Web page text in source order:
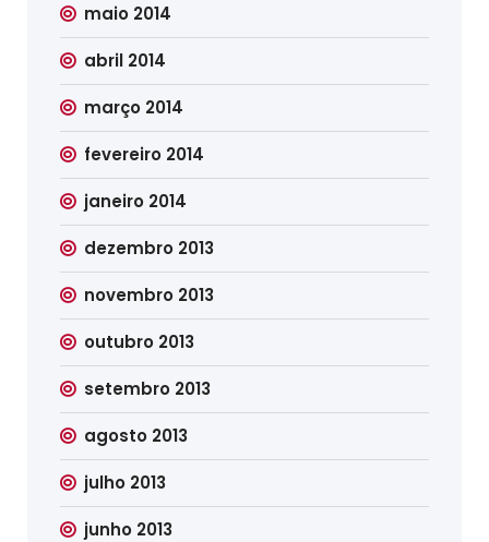
maio 2014
abril 2014
março 2014
fevereiro 2014
janeiro 2014
dezembro 2013
novembro 2013
outubro 2013
setembro 2013
agosto 2013
julho 2013
junho 2013